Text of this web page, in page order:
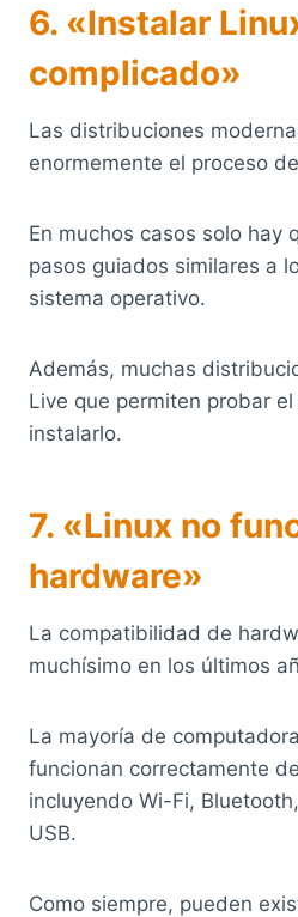
6. «Instalar
complicado»
Las distribuciones
enormemente el proceso
En muchos casos solo hay
pasos guiados similares a
sistema operativo.
Además, muchas
Live que permiten probar
instalarlo.
7. «Linux no
hardware»
La compatibilidad de
muchísimo en los últimos
La mayoría de
funcionan correctamente
incluyendo Wi-Fi,
USB.
Como siempre, pueden